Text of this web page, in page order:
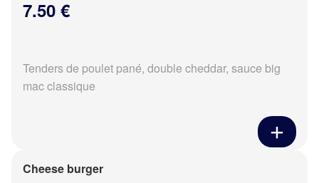
7.50 €
Tenders de poulet pané, double cheddar, sauce big
mac classique
Cheese burger